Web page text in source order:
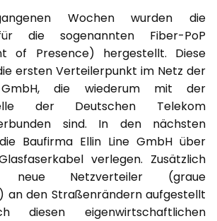
Wochen wurden die
die sogenannten Fiber-PoP
of Presence) hergestellt. Diese
ersten Verteilerpunkt im Netz der
GmbH, die wiederum mit der
der Deutschen Telekom
sind. In den nächsten
Baufirma Ellin Line GmbH über
verlegen. Zusätzlich
Netzverteiler (graue
an den Straßenrändern aufgestellt
diesen eigenwirtschaftlichen